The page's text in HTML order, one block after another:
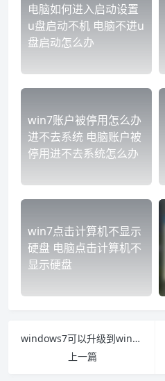
电脑如何进入启动设置
u盘启动不机 电脑不进u
盘启动怎么办
win7账户被停用怎么办
进不去系统 电脑账户被
停用进不去系统怎么办
win7点击计算机不显示
硬盘 电脑点击计算机不
显示硬盘
windows7可以升级到win10吗 windows7能升级成windows10吗
上一篇